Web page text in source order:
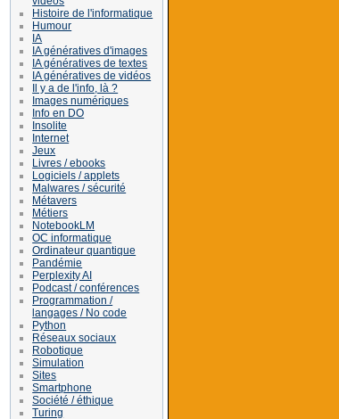
Histoire de l'informatique
Humour
IA
IA génératives d'images
IA génératives de textes
IA génératives de vidéos
Il y a de l'info, là ?
Images numériques
Info en DO
Insolite
Internet
Jeux
Livres / ebooks
Logiciels / applets
Malwares / sécurité
Métavers
Métiers
NotebookLM
OC informatique
Ordinateur quantique
Pandémie
Perplexity AI
Podcast / conférences
Programmation /
langages / No code
Python
Réseaux sociaux
Robotique
Simulation
Sites
Smartphone
Société / éthique
Turing